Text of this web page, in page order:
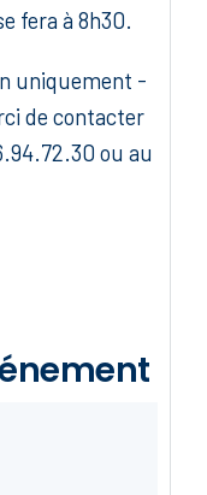
fera à 8h30.
uniquement -
de contacter
ou au